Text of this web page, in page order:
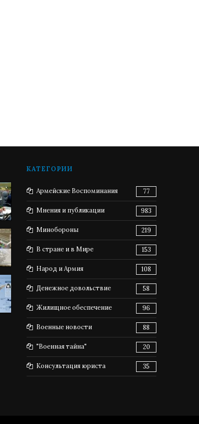
КАТЕГОРИИ
Армейские Воспоминания 77
Мнения и публикации 983
Минобороны 219
В стране и в Мире 153
Народ и Армия 108
Денежное довольствие 58
Жилищное обеспечение 96
Военные новости 88
"Военная тайна" 20
Консультация юриста 35